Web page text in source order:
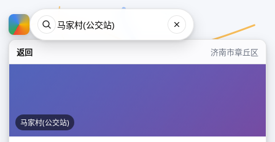
返回 济南市章丘区
马家村(公交站)